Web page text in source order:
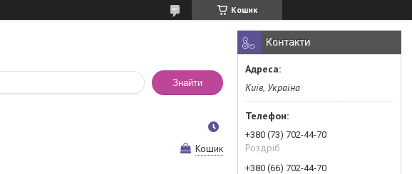
Кошик
Знайти
Кошик
Контакти
Київ, Україна
+380 (73) 702-44-70
Роздріб
+380 (66) 702-44-70